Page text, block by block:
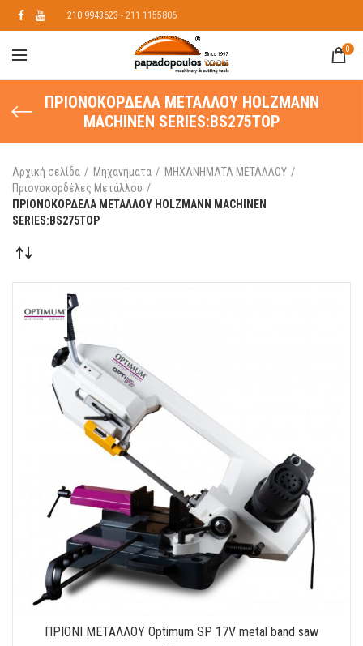
210 9943623 - 211 1155806
0
ΠΡΙΟΝΟΚΟΡΔΕΛΑ ΜΕΤΑΛΛΟΥ HOLZMANN
MACHINEN SERIES:BS275TOP
Αρχική σελίδα Μηχανήματα
ΜΗΧΑΝΗΜΑΤΑ ΜΕΤΑΛΛΟΥ
Πριονοκορδέλες Μετάλλου
ΠΡΙΟΝΟΚΟΡΔΕΛΑ ΜΕΤΑΛΛΟΥ HOLZMANN MACHINEN
SERIES:BS275TOP
ΠΡΙΟΝΙ ΜΕΤΑΛΛΟΥ Optimum SP 17V metal band saw